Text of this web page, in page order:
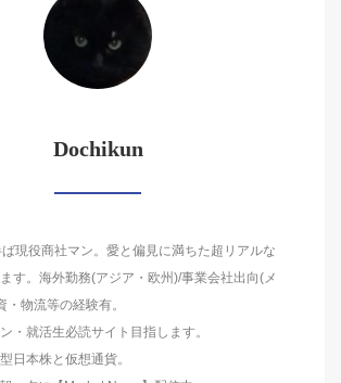
Dochikun
現役商社マン。愛と偏見に満ちた超リアルな
す。海外勤務(アジア・欧州)/事業会社出向(メ
・物流等の経験有。
・就活生必読サイト目指します。
日本株と仮想通貨。